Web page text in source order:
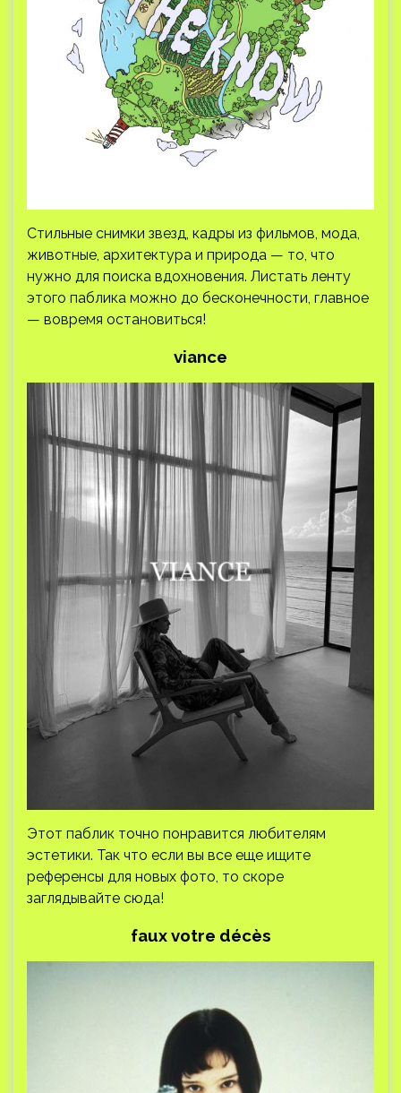
Стильные снимки звезд, кадры из фильмов, мода,
животные, архитектура и природа — то, что
нужно для поиска вдохновения. Листать ленту
этого паблика можно до бесконечности, главное
— вовремя остановиться!
viance
Этот паблик точно понравится любителям
эстетики. Так что если вы все еще ищите
референсы для новых фото, то скоре
заглядывайте сюда!
faux votre décès